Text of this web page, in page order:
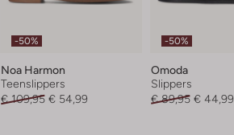
-50%
Noa Harmon
Teenslippers
€ 109,95 € 54,99
-50%
Omoda
Slippers
€ 89,95 € 44,99